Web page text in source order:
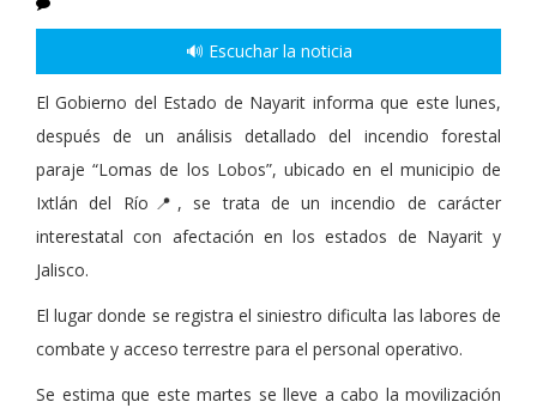
🔊 Escuchar la noticia
El Gobierno del Estado de Nayarit informa que este lunes,
después de un análisis detallado del incendio forestal
paraje “Lomas de los Lobos”, ubicado en el municipio de
Ixtlán del Río📍, se trata de un incendio de carácter
interestatal con afectación en los estados de Nayarit y
Jalisco.
El lugar donde se registra el siniestro dificulta las labores de
combate y acceso terrestre para el personal operativo.
Se estima que este martes se lleve a cabo la movilización